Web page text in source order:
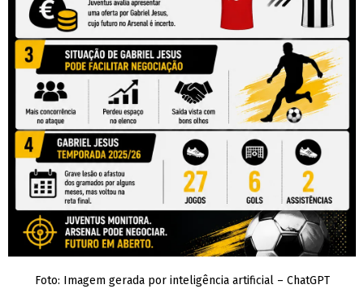
Foto: Imagem gerada por inteligência artificial – ChatGPT